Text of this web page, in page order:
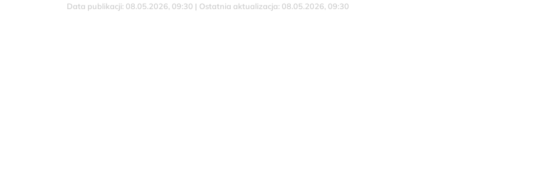
Data publikacji: 08.05.2026, 09:30 | Ostatnia aktualizacja: 08.05.2026, 09:30